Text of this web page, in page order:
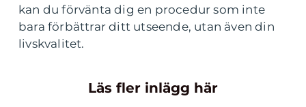
kan du förvänta dig en procedur som inte
bara förbättrar ditt utseende, utan även din
livskvalitet.
Läs fler inlägg här